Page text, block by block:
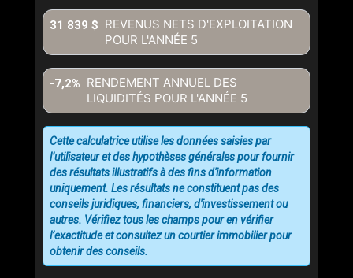
REVENUS NETS D'EXPLOITATION
POUR L'ANNÉE 5
31 839 $
RENDEMENT ANNUEL DES
LIQUIDITÉS POUR L'ANNÉE 5
-7,2%
Cette calculatrice utilise les données saisies par
l’utilisateur et des hypothèses générales pour fournir
des résultats illustratifs à des fins d'information
uniquement. Les résultats ne constituent pas des
conseils juridiques, financiers, d'investissement ou
autres. Vérifiez tous les champs pour en vérifier
l’exactitude et consultez un courtier immobilier pour
obtenir des conseils.